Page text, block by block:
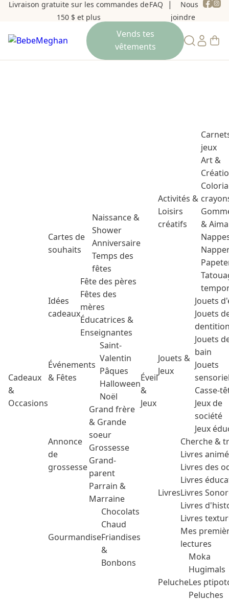
Livraison gratuite sur les commandes de
150 $ et plus
FAQ
Nous
joindre
Cadeaux
&
Occasions
Cartes de
souhaits
Naissance &
Shower
Anniversaire
Temps des
fêtes
Idées
cadeaux
Fête des pères
Fêtes des
mères
Éducatrices &
Enseignantes
Événements
& Fêtes
Saint-
Valentin
Pâques
Halloween
Noël
Annonce
de
grossesse
Grand frère
& Grande
soeur
Grossesse
Grand-
parent
Parrain &
Marraine
Gourmandise
Chocolats
Chaud
Friandises
&
Bonbons
Éveil
&
Jeux
Activités &
Loisirs
créatifs
jeux
Art &
&
Jouets &
Jeux
Jouets
Jouets
Jouets
bain
Jouets
Casse-
Jeux de
société
Jeux
Livres
Cherche &
Livres
Livres des
Livres
Livres
Livres
Livres
Mes
lectures
Peluche
Moka
Hugimals
Les
Peluches